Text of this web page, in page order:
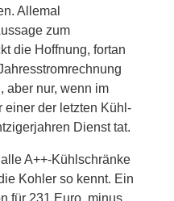
Allemal
zum
die Hoffnung, fortan
aber nur, wenn im
einer der letzten Kühl-
Dienst tat.
A++-Kühlschränke
Kohler so kennt. Ein
für 231 Euro, minus